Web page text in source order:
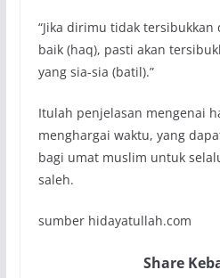
“Jika dirimu tidak
baik (haq), pasti akan
yang sia-sia (batil).”
Itulah penjelasan mengenai
menghargai waktu, yang
bagi umat muslim untuk
saleh.
sumber hidayatullah.com
Share